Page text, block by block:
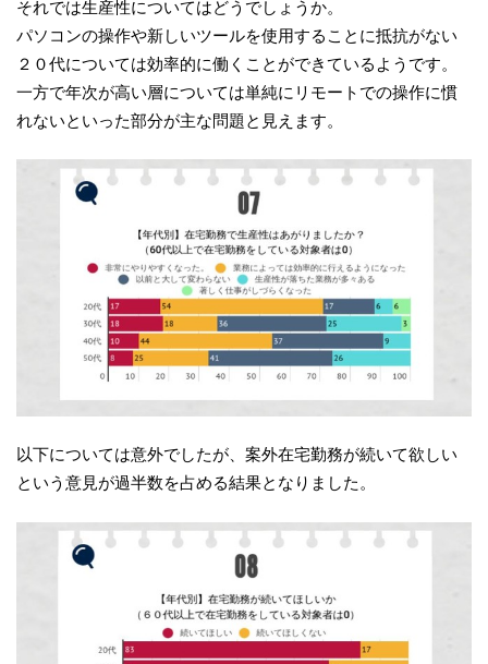
それでは生産性についてはどうでしょうか。
パソコンの操作や新しいツールを使用することに抵抗がない
２０代については効率的に働くことができているようです。
一方で年次が高い層については単純にリモートでの操作に慣
れないといった部分が主な問題と見えます。
以下については意外でしたが、案外在宅勤務が続いて欲しい
という意見が過半数を占める結果となりました。